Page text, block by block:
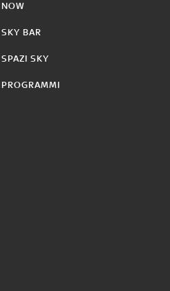
NOW
SKY BAR
SPAZI SKY
PROGRAMMI